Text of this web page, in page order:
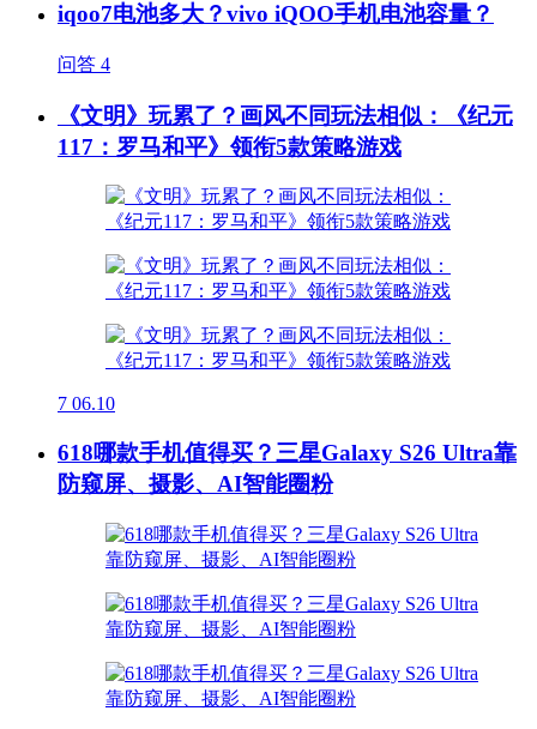
iqoo7电池多大？vivo iQOO手机电池容量？
问答 4
《文明》玩累了？画风不同玩法相似：《纪元
117：罗马和平》领衔5款策略游戏
7 06.10
618哪款手机值得买？三星Galaxy S26 Ultra靠
防窥屏、摄影、AI智能圈粉